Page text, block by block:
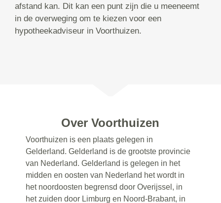
afstand kan. Dit kan een punt zijn die u meeneemt
in de overweging om te kiezen voor een
hypotheekadviseur in Voorthuizen.
Over Voorthuizen
Voorthuizen is een plaats gelegen in
Gelderland. Gelderland is de grootste provincie
van Nederland. Gelderland is gelegen in het
midden en oosten van Nederland het wordt in
het noordoosten begrensd door Overijssel, in
het zuiden door Limburg en Noord-Brabant, in